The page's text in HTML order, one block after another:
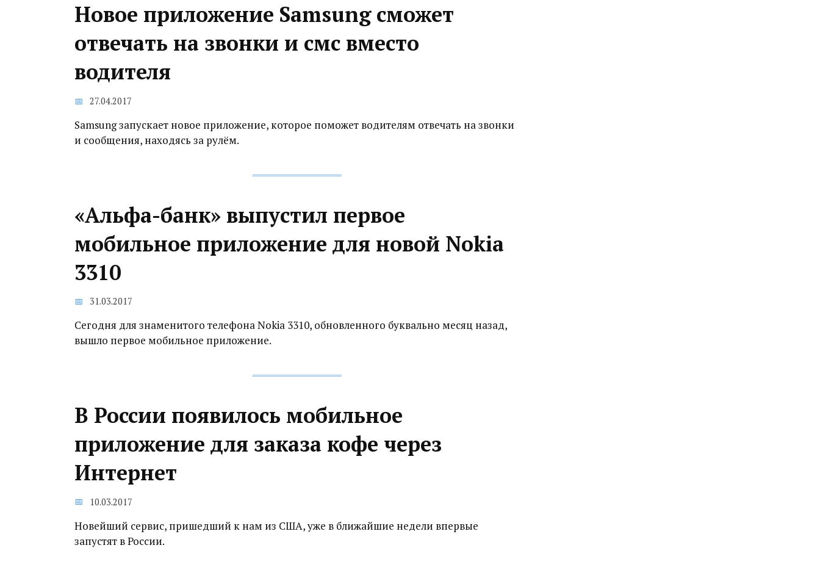
Новое приложение Samsung сможет
отвечать на звонки и смс вместо
водителя
27.04.2017
Samsung запускает новое приложение, которое поможет водителям отвечать на звонки
и сообщения, находясь за рулём.
«Альфа-банк» выпустил первое
мобильное приложение для новой Nokia
3310
31.03.2017
Сегодня для знаменитого телефона Nokia 3310, обновленного буквально месяц назад,
вышло первое мобильное приложение.
В России появилось мобильное
приложение для заказа кофе через
Интернет
10.03.2017
Новейший сервис, пришедший к нам из США, уже в ближайшие недели впервые
запустят в России.